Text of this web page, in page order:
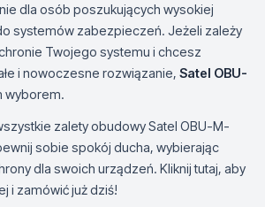
dla osób poszukujących wysokiej
systemów zabezpieczeń. Jeżeli zależy
Twojego systemu i chcesz
i nowoczesne rozwiązanie, Satel OBU-
wyborem.
zalety obudowy Satel OBU-M-
sobie spokój ducha, wybierając
dla swoich urządzeń. Kliknij tutaj, aby
i zamówić już dziś!